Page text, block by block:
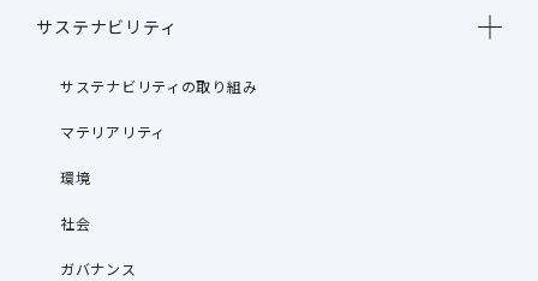
サステナビリティ
サステナビリティの取り組み
マテリアリティ
環境
社会
ガバナンス